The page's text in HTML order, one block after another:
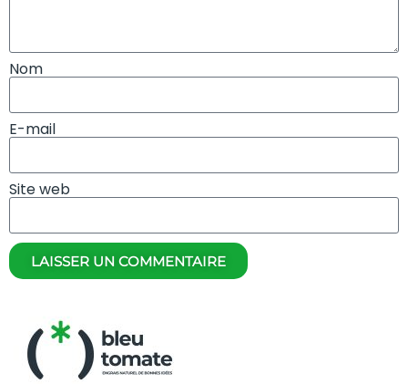
Nom
E-mail
Site web
LAISSER UN COMMENTAIRE